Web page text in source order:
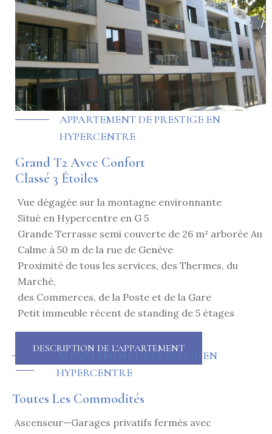
APPARTEMENT DE PRESTIGE EN
HYPERCENTRE
Grand T2 Avec Confort
Classé 3 Étoiles
Vue dégagée sur la montagne environnante
Situé en Hypercentre en G 5
Grande Terrasse semi couverte de 26 m² arborée Au
Calme à 50 m de la rue de Genève
Proximité de tous les services, des Thermes, du
Marché,
des Commerces, de la Poste et de la Gare
Petit immeuble récent de standing de 5 étages
DESCRIPTION DE L'APPARTEMENT
APPARTEMENT DE PRESTIGE EN
HYPERCENTRE
Toutes Les Commodités
Ascenseur—Garages privatifs fermés avec